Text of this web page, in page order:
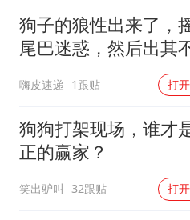
曹颖儿
“开学
狗子的狼性出来了，
尾巴迷惑，然后出其
嗨皮速递 1跟贴 打
狗狗打架现场，谁才
正的赢家？
笑出驴叫 32跟贴 打